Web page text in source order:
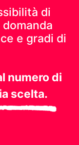
di
e gradi di
numero di
scelta.